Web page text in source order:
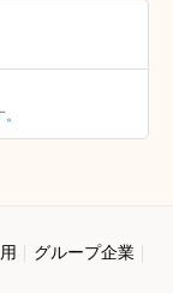
グループ企業